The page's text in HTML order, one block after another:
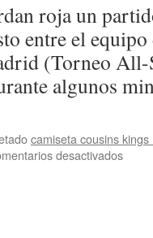
roja un
entre el
(Torneo
algunos
camiseta cousins kings
desactivadosen